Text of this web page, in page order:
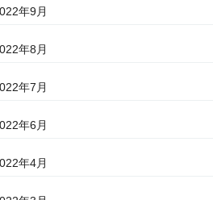
年9月
年8月
年7月
年6月
年4月